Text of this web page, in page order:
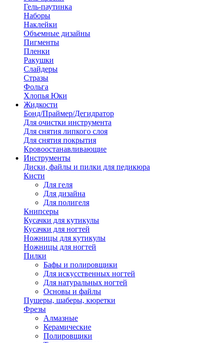
Гель-паутинка
Наборы
Наклейки
Объемные дизайны
Пигменты
Пленки
Ракушки
Слайдеры
Стразы
Фольга
Хлопья Юки
Жидкости
Бонд/Праймер/Дегидратор
Для очистки инструмента
Для снятия липкого слоя
Для снятия покрытия
Кровоостанавливающие
Инструменты
Диски, файлы и пилки для педикюра
Кисти
Для геля
Для дизайна
Для полигеля
Книпсеры
Кусачки для кутикулы
Кусачки для ногтей
Ножницы для кутикулы
Ножницы для ногтей
Пилки
Бафы и полировщики
Для искусственных ногтей
Для натуральных ногтей
Основы и файлы
Пушеры, шаберы, кюретки
Фрезы
Алмазные
Керамические
Полировщики